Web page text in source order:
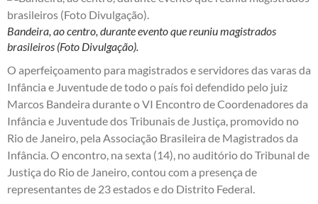
Bandeira, ao centro, durante evento que reuniu magistrados
brasileiros (Foto Divulgação).
O aperfeiçoamento para magistrados e servidores das varas da
Infância e Juventude de todo o país foi defendido pelo juiz
Marcos Bandeira durante o VI Encontro de Coordenadores da
Infância e Juventude dos Tribunais de Justiça, promovido no
Rio de Janeiro, pela Associação Brasileira de Magistrados da
Infância. O encontro, na sexta (14), no auditório do Tribunal de
Justiça do Rio de Janeiro, contou com a presença de
representantes de 23 estados e do Distrito Federal.